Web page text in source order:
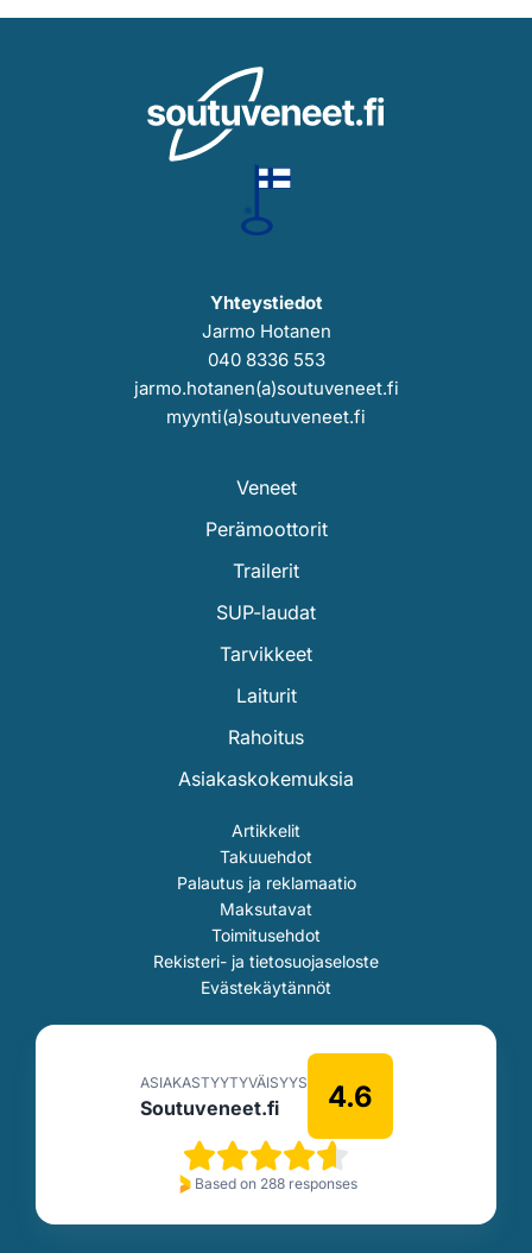
Yhteystiedot
Jarmo Hotanen
040 8336 553
jarmo.hotanen(a)soutuveneet.fi
myynti(a)soutuveneet.fi
Veneet
Perämoottorit
Trailerit
SUP-laudat
Tarvikkeet
Laiturit
Rahoitus
Asiakaskokemuksia
Artikkelit
Takuuehdot
Palautus ja reklamaatio
Maksutavat
Toimitusehdot
Rekisteri- ja tietosuojaseloste
Evästekäytännöt
ASIAKASTYYTYVÄISYYS
Soutuveneet.fi 4.6
Based on 288 responses